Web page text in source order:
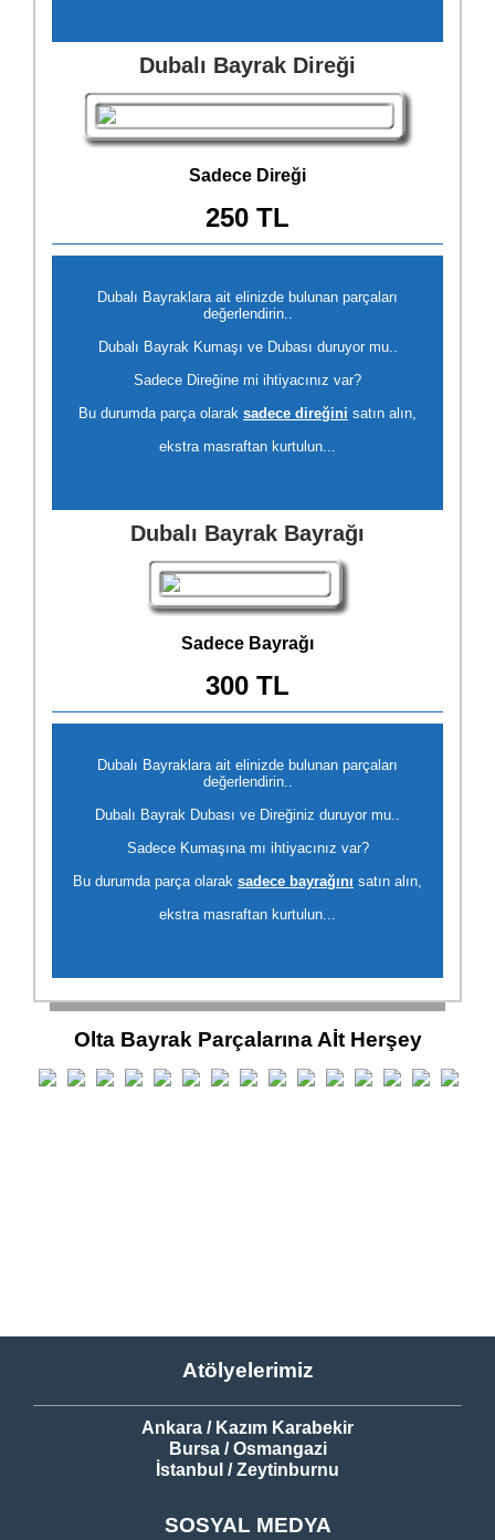
Dubalı Bayrak Direği
Sadece Direği
250 TL
Dubalı Bayraklara ait elinizde bulunan parçaları
değerlendirin..
Dubalı Bayrak Kumaşı ve Dubası duruyor mu..
Sadece Direğine mi ihtiyacınız var?
Bu durumda parça olarak sadece direğini satın alın,
ekstra masraftan kurtulun...
Dubalı Bayrak Bayrağı
Sadece Bayrağı
300 TL
Dubalı Bayraklara ait elinizde bulunan parçaları
değerlendirin..
Dubalı Bayrak Dubası ve Direğiniz duruyor mu..
Sadece Kumaşına mı ihtiyacınız var?
Bu durumda parça olarak sadece bayrağını satın alın,
ekstra masraftan kurtulun...
Olta Bayrak Parçalarına Aİt Herşey
Atölyelerimiz
Ankara / Kazım Karabekir
Bursa / Osmangazi
İstanbul / Zeytinburnu
SOSYAL MEDYA